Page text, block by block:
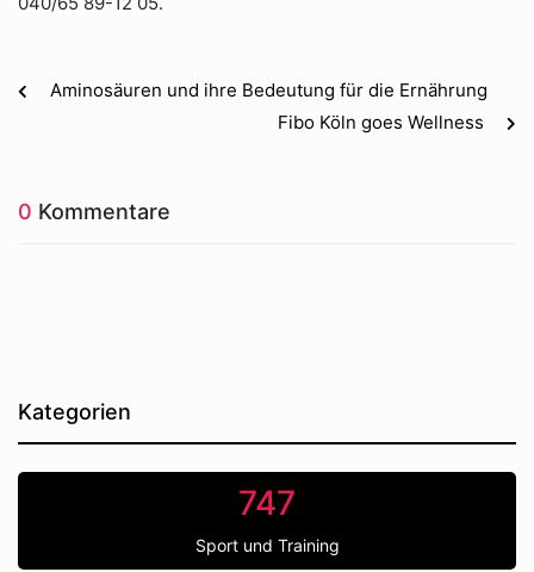
Aminosäuren und ihre Bedeutung für die Ernährung
Fibo Köln goes Wellness
0 Kommentare
Kategorien
747
Sport und Training